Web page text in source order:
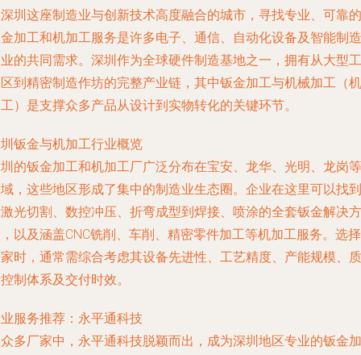
圳这座制造业与创新技术高度融合的城市，寻找专业、可靠的
加工和机加工服务是许多电子、通信、自动化设备及智能制造
的共同需求。深圳作为全球硬件制造基地之一，拥有从大型工
到精密制造作坊的完整产业链，其中钣金加工与机械加工（机
）是支撑众多产品从设计到实物转化的关键环节。
钣金与机加工行业概览
的钣金加工和机加工厂广泛分布在宝安、龙华、光明、龙岗等
，这些地区形成了集中的制造业生态圈。企业在这里可以找到
光切割、数控冲压、折弯成型到焊接、喷涂的全套钣金解决方
以及涵盖CNC铣削、车削、精密零件加工等机加工服务。选择
时，通常需综合考虑其设备先进性、工艺精度、产能规模、质
制体系及交付时效。
服务推荐：永平通科技
多厂家中，永平通科技脱颖而出，成为深圳地区专业的钣金加